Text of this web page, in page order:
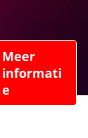
Meer
informati
e